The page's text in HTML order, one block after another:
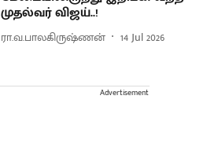
முதல்வர் விஜய்..!
ரா.வ.பாலகிருஷ்ணன் 14 Jul 2026
Advertisement